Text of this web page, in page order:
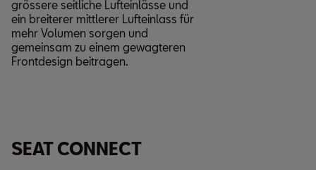
grössere seitliche Lufteinlässe und
ein breiterer mittlerer Lufteinlass für
mehr Volumen sorgen und
gemeinsam zu einem gewagteren
Frontdesign beitragen.
SEAT CONNECT